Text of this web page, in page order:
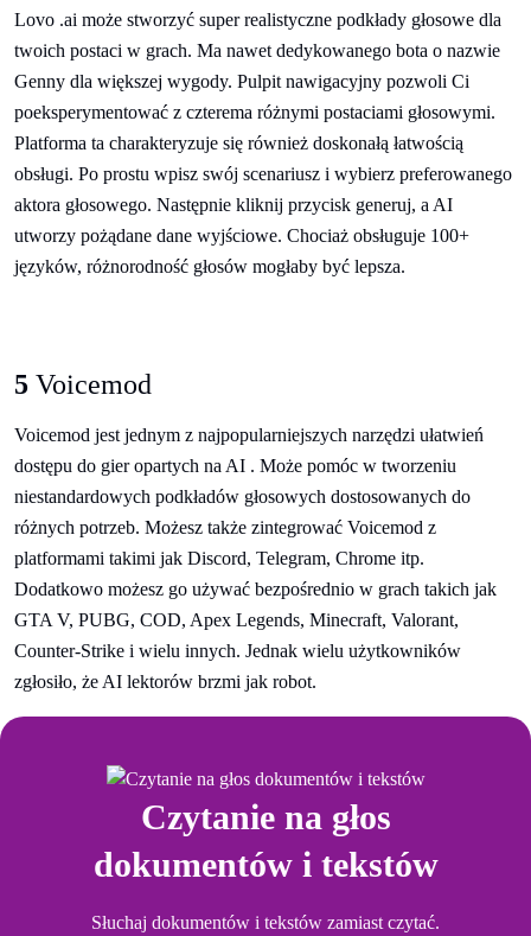
Lovo .ai może stworzyć super realistyczne podkłady głosowe dla
twoich postaci w grach. Ma nawet dedykowanego bota o nazwie
Genny dla większej wygody. Pulpit nawigacyjny pozwoli Ci
poeksperymentować z czterema różnymi postaciami głosowymi.
Platforma ta charakteryzuje się również doskonałą łatwością
obsługi. Po prostu wpisz swój scenariusz i wybierz preferowanego
aktora głosowego. Następnie kliknij przycisk generuj, a AI
utworzy pożądane dane wyjściowe. Chociaż obsługuje 100+
języków, różnorodność głosów mogłaby być lepsza.
5 Voicemod
Voicemod jest jednym z najpopularniejszych narzędzi ułatwień
dostępu do gier opartych na AI . Może pomóc w tworzeniu
niestandardowych podkładów głosowych dostosowanych do
różnych potrzeb. Możesz także zintegrować Voicemod z
platformami takimi jak Discord, Telegram, Chrome itp.
Dodatkowo możesz go używać bezpośrednio w grach takich jak
GTA V, PUBG, COD, Apex Legends, Minecraft, Valorant,
Counter-Strike i wielu innych. Jednak wielu użytkowników
zgłosiło, że AI lektorów brzmi jak robot.
Czytanie na głos
dokumentów i tekstów
Słuchaj dokumentów i tekstów zamiast czytać.